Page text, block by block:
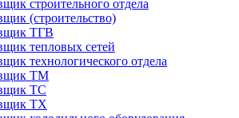
строительного отдела
(строительство)
ТГВ
тепловых сетей
технологического отдела
ТМ
ТС
ТХ